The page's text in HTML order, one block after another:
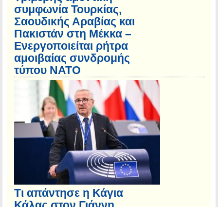
συμφωνία Τουρκίας,
Σαουδικής Αραβίας και
Πακιστάν στη Μέκκα –
Ενεργοποιείται ρήτρα
αμοιβαίας συνδρομής
τύπου NATO
Τι απάντησε η Κάγια